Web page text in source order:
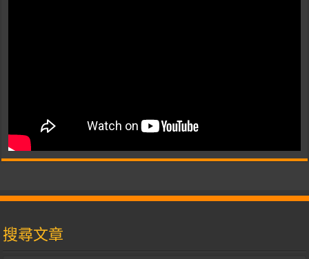
搜尋文章